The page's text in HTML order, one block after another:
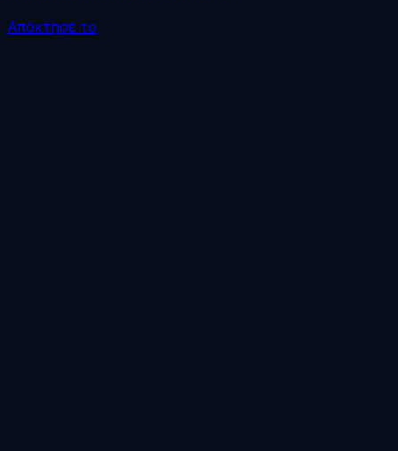
Απόκτησέ το